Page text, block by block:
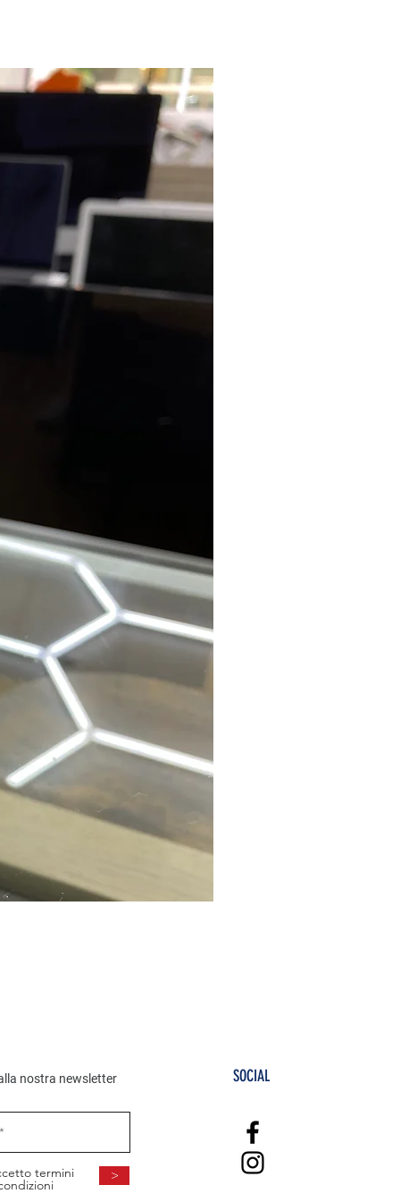
nostra newsletter
termini >
SOCIAL